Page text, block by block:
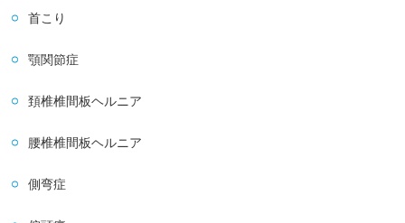
首こり
顎関節症
頚椎椎間板ヘルニア
腰椎椎間板ヘルニア
側弯症